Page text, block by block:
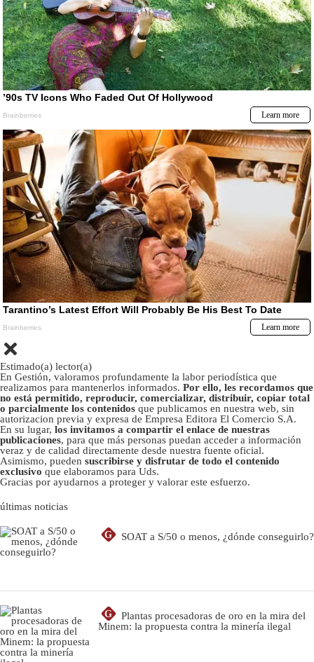
Estimado(a) lector(a)
En Gestión, valoramos profundamente la labor periodística que
realizamos para mantenerlos informados. Por ello, les recordamos que
no está permitido, reproducir, comercializar, distribuir, copiar total
o parcialmente los contenidos que publicamos en nuestra web, sin
autorizacion previa y expresa de Empresa Editora El Comercio S.A.
En su lugar, los invitamos a compartir el enlace de nuestras
publicaciones, para que más personas puedan acceder a información
veraz y de calidad directamente desde nuestra fuente oficial.
Asimismo, pueden suscribirse y disfrutar de todo el contenido
exclusivo que elaboramos para Uds.
Gracias por ayudarnos a proteger y valorar este esfuerzo.
últimas noticias
G SOAT a S/50 o menos, ¿dónde conseguirlo?
G
Plantas procesadoras de oro en la mira del
Minem: la propuesta contra la minería ilegal